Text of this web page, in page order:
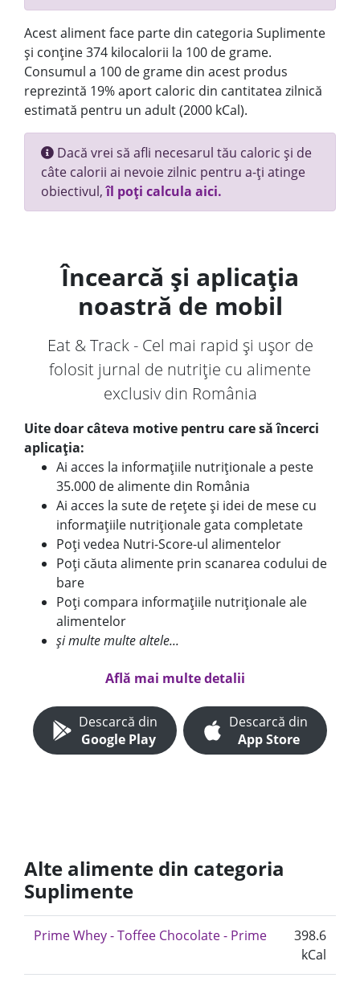
Acest aliment face parte din categoria Suplimente
și conține 374 kilocalorii la 100 de grame.
Consumul a 100 de grame din acest produs
reprezintă 19% aport caloric din cantitatea zilnică
estimată pentru un adult (2000 kCal).
Dacă vrei să afli necesarul tău caloric și de
câte calorii ai nevoie zilnic pentru a-ți atinge
obiectivul,îl poți calcula aici.
Încearcă și aplicația
noastră de mobil
Eat & Track - Cel mai rapid și ușor de
folosit jurnal de nutriție cu alimente
exclusiv din România
Uite doar câteva motive pentru care să încerci
aplicația:
Ai acces la informațiile nutriționale a peste
35.000 de alimente din România
Ai acces la sute de rețete și idei de mese cu
informațiile nutriționale gata completate
Poți vedea Nutri-Score-ul alimentelor
Poți căuta alimente prin scanarea codului de
bare
Poți compara informațiile nutriționale ale
alimentelor
și multe multe altele...
Află mai multe detalii
Descarcă din
Google Play
Descarcă din
App Store
Alte alimente din categoria
Suplimente
Prime Whey - Toffee Chocolate - Prime
398.6
kCal